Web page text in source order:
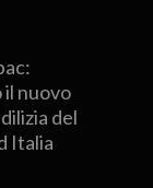
nuovo
del
Italia